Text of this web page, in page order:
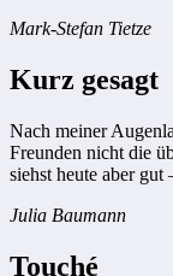
Mark-Stefan Tietze
Kurz gesagt
Nach meiner
Freunden nicht die
siehst heute aber
Julia Baumann
Touché